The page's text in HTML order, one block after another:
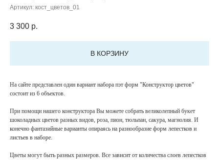
Артикул: кост_цветов_01
3 300 р.
В КОРЗИНУ
На сайте представлен один вариант набора пэт форм "Конструктор цветов"
состоит из 6 объектов.
При помощи нашего конструктора Вы можете собрать великолепный букет
шоколадных цветов разных видов, роза, пион, тюльпан, сакура, магнолия. И
конечно фантазийные варианты опираясь на разнообразие форм лепестков и
листьев в наборе.
Цветы могут быть разных размеров. Все зависит от количества слоев лепестков